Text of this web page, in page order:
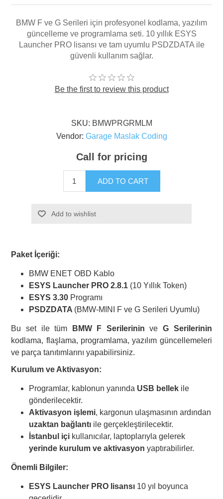
BMW F ve G Serileri için profesyonel kodlama, yazılım
güncelleme ve programlama seti. 10 yıllık ESYS
Launcher PRO lisansı ve tam uyumlu PSDZDATA ile
güvenli kullanım sağlar.
Be the first to review this product
SKU: BMWPRGRMLM
Vendor: Garage Maslak Coding
Call for pricing
ADD TO CART
Add to wishlist
Paket İçeriği:
BMW ENET OBD Kablo
ESYS Launcher PRO 2.8.1 (10 Yıllık Token)
ESYS 3.30 Programı
PSDZDATA (BMW-MINI F ve G Serileri Uyumlu)
Bu set ile tüm BMW F Serilerinin veG Serilerinin
kodlama, flaşlama, programlama, yazılım güncellemeleri
ve parça tanıtımlarını yapabilirsiniz.
Kurulum ve Aktivasyon:
Programlar, kablonun yanında USB bellek ile
gönderilecektir.
Aktivasyon işlemi, kargonun ulaşmasının ardından
uzaktan bağlantı ile gerçekleştirilecektir.
İstanbul içi kullanıcılar, laptoplarıyla gelerek
yerinde kurulum ve aktivasyon yaptırabilirler.
Önemli Bilgiler:
ESYS Launcher PRO lisansı 10 yıl boyunca